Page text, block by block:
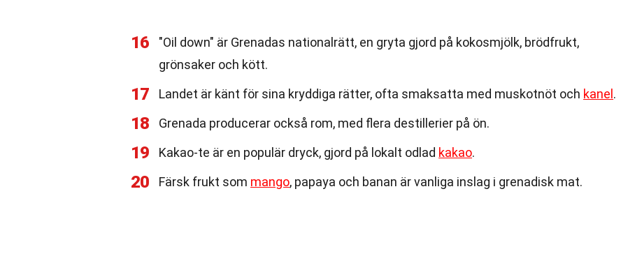
16
"Oil down" är Grenadas nationalrätt, en gryta gjord på kokosmjölk, brödfrukt,
grönsaker och kött.
17 Landet är känt för sina kryddiga rätter, ofta smaksatta med muskotnöt och kanel .
18 Grenada producerar också rom, med flera destillerier på ön.
19 Kakao-te är en populär dryck, gjord på lokalt odlad kakao.
20 Färsk frukt som mango, papaya och banan är vanliga inslag i grenadisk mat.